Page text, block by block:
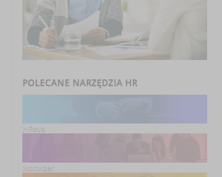
POLECANE NARZĘDZIA HR
HRsys
Motivizer